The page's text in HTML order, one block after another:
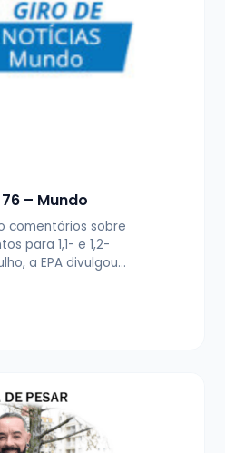
– Mundo
comentários sobre
para 1,1- e 1,2-
a EPA divulgou…